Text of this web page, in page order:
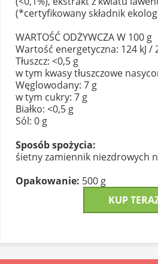
(*certyfikowany składnik
WARTOŚĆ ODŻYWCZA W 100 g
Wartość energetyczna: 124 kJ /
Tłuszcz: <0,5 g
w tym kwasy tłuszczowe
Węglowodany: 7 g
w tym cukry: 7 g
Białko: <0,5 g
Sól: 0 g
Sposób spożycia:
śietny zamiennik niezdrowych
Opakowanie: 500 g
KUP